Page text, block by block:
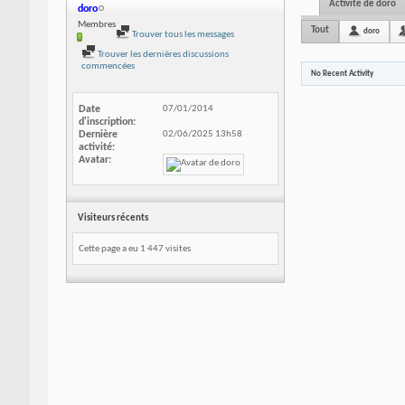
doro
Membres
Trouver tous les messages
Trouver les dernières discussions
commencées
Date
d'inscription
07/01/2014
Dernière
activité
02/06/2025 13h58
Avatar
Visiteurs récents
Cette page a eu 1 447visites
Activité de doro
Tout doro
No Recent Activity